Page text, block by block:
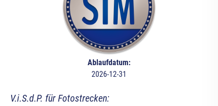
Ablaufdatum:
2026-12-31
V.i.S.d.P. für Fotostrecken: